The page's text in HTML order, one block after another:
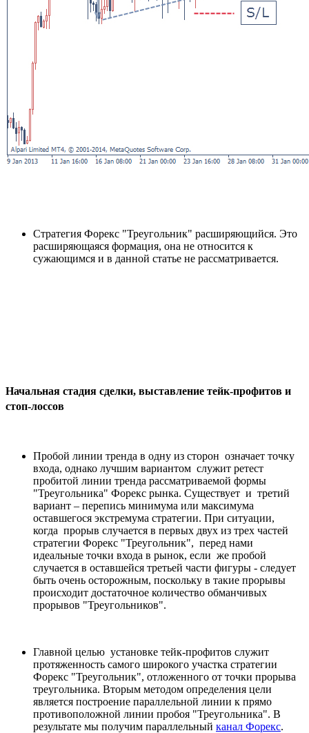
Стратегия Форекс "Треугольник" расширяющийся. Это
расширяющаяся формация, она не относится к
сужающимся и в данной статье не рассматривается.
Начальная стадия сделки, выставление тейк-профитов и
стоп-лоссов
Пробой линии тренда в одну из сторон означает точку
входа, однако лучшим вариантом служит ретест
пробитой линии тренда рассматриваемой формы
"Треугольника" Форекс рынка. Существует и третий
вариант – перепись минимума или максимума
оставшегося экстремума стратегии. При ситуации,
когда прорыв случается в первых двух из трех частей
стратегии Форекс "Треугольник", перед нами
идеальные точки входа в рынок, если же пробой
случается в оставшейся третьей части фигуры - следует
быть очень осторожным, поскольку в такие прорывы
происходит достаточное количество обманчивых
прорывов "Треугольников".
Главной целью установке тейк-профитов служит
протяженность самого широкого участка стратегии
Форекс "Треугольник", отложенного от точки прорыва
треугольника. Вторым методом определения цели
является построение параллельной линии к прямо
противоположной линии пробоя "Треугольника". В
результате мы получим параллельный канал Форекс.